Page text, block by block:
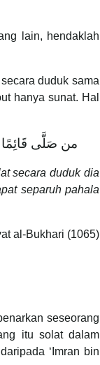
lain, hendaklah
duduk sama
hanya sunat. Hal
من صَلَّى
secara duduk dia
separuh pahala
al-Bukhari (1065)
seseorang
itu solat dalam
‘Imran bin